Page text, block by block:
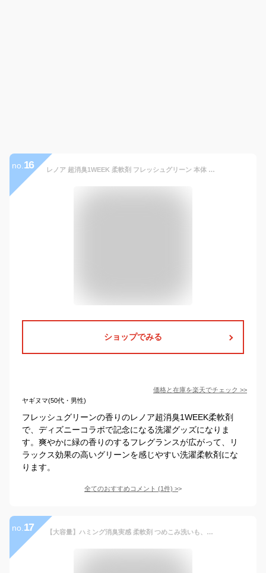
no. 16 レノア 超消臭1WEEK 柔軟剤 フレッシュグリーン 本体 ディズニーコラボ(400mL×12セット)【レノア超消臭】
ショップでみる
価格と在庫を楽天でチェック >>
ヤギヌマ(50代・男性)
フレッシュグリーンの香りのレノア超消臭1WEEK柔軟剤
で、ディズニーコラボで記念になる洗濯グッズになりま
す。爽やかに緑の香りのするフレグランスが広がって、リ
ラックス効果の高いグリーンを感じやすい洗濯柔軟剤にな
ります。
全てのおすすめコメント (1件) >
no. 17 【大容量】ハミング消臭実感 柔軟剤 つめこみ洗いも、部屋干しも、無敵消臭！ハミング内Ｎｏ．１抗菌 リフレッシュグリーンの香り つめかえ用 2,600ml